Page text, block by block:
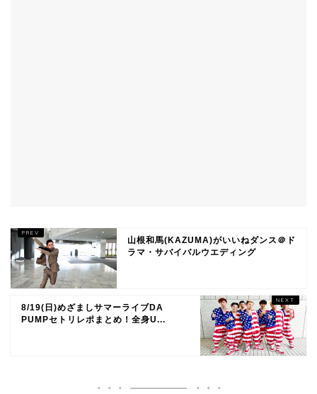
山根和馬(KAZUMA)がいいねダンス＠ド
ラマ・サバイバルウエディング
8/19(日)めざましサマーライブDA
PUMPセトリレポまとめ！全身U...